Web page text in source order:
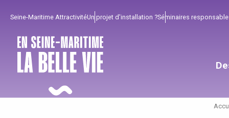
principal
Seine-Maritime AttractivitéUn projet d'installation ?Séminaires